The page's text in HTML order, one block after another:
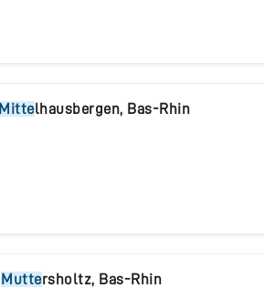
Mittelhausbergen, Bas-Rhin
Muttersholtz, Bas-Rhin